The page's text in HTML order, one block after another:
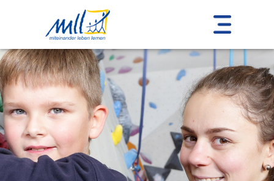
Einstellungen
Sprache:
Deutsch